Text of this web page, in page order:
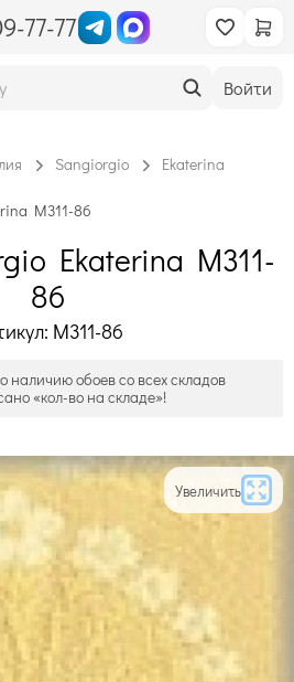
77-77
Войти
Sangiorgio Ekaterina
M311-86
Ekaterina M311-
86
M311-86
наличию обоев со всех складов
«кол-во на складе»!
Увеличить